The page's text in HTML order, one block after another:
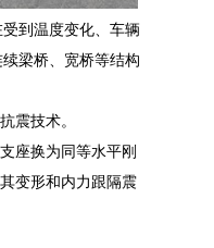
到温度变化、车辆
梁桥、宽桥等结构
震技术。
座换为同等水平刚
变形和内力跟隔震